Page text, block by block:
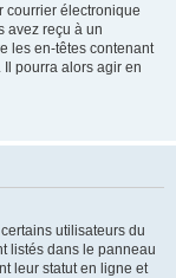
courrier électronique
avez reçu à un
les en-têtes contenant
pourra alors agir en
utilisateurs du
listés dans le panneau
leur statut en ligne et